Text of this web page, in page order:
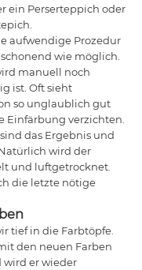
ein Perserteppich oder
aufwendige Prozedur
wie möglich.
manuell noch
ist. Oft sieht
so unglaublich gut
Einfärbung verzichten.
das Ergebnis und
wird der
und luftgetrocknet.
die letzte nötige
tief in die Farbtöpfe.
den neuen Farben
wird er wieder